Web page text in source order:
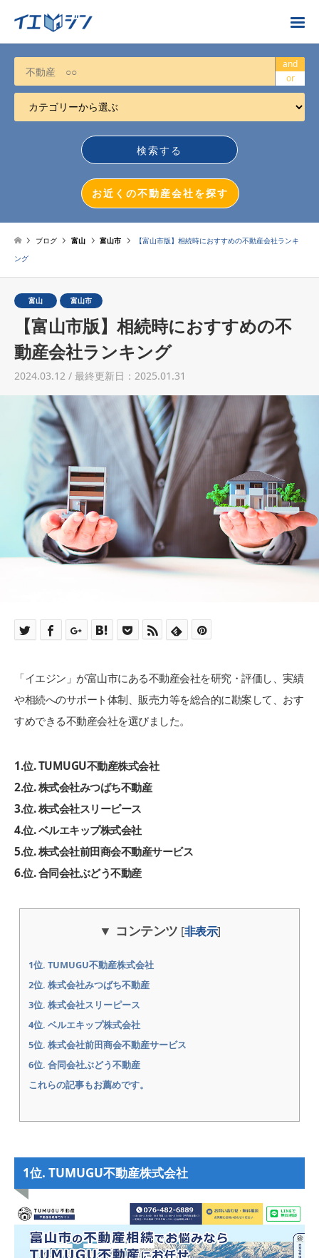
お近くの不動産会社を探す
カテゴリーから選ぶ
不動産売却
不動産投資
マンション売却
土地売却
税金について
運営会社
運営会社
利用規約について
掲載受付窓口はこちら
and
or
お近くの不動産会社を探す
ブログ 富山 富山市
【富山市版】相続時におすすめの不動産会社ランキ
ング
富山 富山市
【富山市版】相続時におすすめの不
動産会社ランキング
2024.03.12 / 最終更新日：2025.01.31
「イエジン」が富山市にある不動産会社を研究・評価し、実績
や相続へのサポート体制、販売力等を総合的に勘案して、おす
すめできる不動産会社を選びました。
1.位. TUMUGU不動産株式会社
2.位. 株式会社みつばち不動産
3.位. 株式会社スリーピース
4.位. ベルエキップ株式会社
5.位. 株式会社前田商会不動産サービス
6.位. 合同会社ぶどう不動産
コンテンツ [非表示]
1位. TUMUGU不動産株式会社
2位. 株式会社みつばち不動産
3位. 株式会社スリーピース
4位. ベルエキップ株式会社
5位. 株式会社前田商会不動産サービス
6位. 合同会社ぶどう不動産
これらの記事もお薦めです。
1位. TUMUGU不動産株式会社